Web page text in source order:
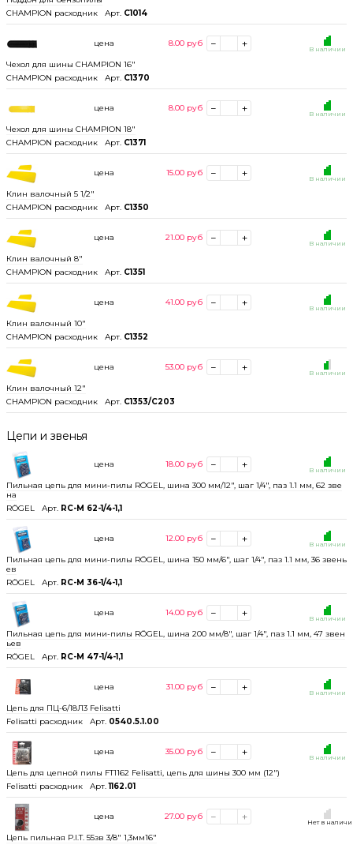
CHAMPION расходник
Арт. C1014
Чехол для шины CHAMPION 16"
CHAMPION расходник
Арт. C1370
В наличии
цена 8.00 руб
Чехол для шины CHAMPION 18"
CHAMPION расходник
Арт. C1371
В наличии
цена 8.00 руб
Клин валочный 5 1/2"
CHAMPION расходник
Арт. C1350
В наличии
цена 15.00 руб
Клин валочный 8"
CHAMPION расходник
Арт. C1351
В наличии
цена 21.00 руб
Клин валочный 10"
CHAMPION расходник
Арт. C1352
В наличии
цена 41.00 руб
Клин валочный 12"
CHAMPION расходник
Арт. C1353/C203
В наличии
цена 53.00 руб
Цепи и звенья
Пильная цепь для мини-пилы RÖGEL, шина 300 мм/12", шаг 1/4", паз 1.1 мм, 62 зве
на
RÖGEL
Арт. RC-M 62-1/4-1,1
В наличии
цена 18.00 руб
Пильная цепь для мини-пилы RÖGEL, шина 150 мм/6", шаг 1/4", паз 1.1 мм, 36 звень
ев
RÖGEL
Арт. RC-M 36-1/4-1,1
В наличии
цена 12.00 руб
Пильная цепь для мини-пилы RÖGEL, шина 200 мм/8", шаг 1/4", паз 1.1 мм, 47 звен
ьев
RÖGEL
Арт. RC-M 47-1/4-1,1
В наличии
цена 14.00 руб
Цепь для ПЦ-6/18Л3 Felisatti
Felisatti расходник
Арт. 0540.5.1.00
В наличии
цена 31.00 руб
Цепь для цепной пилы FT1162 Felisatti, цепь для шины 300 мм (12")
Felisatti расходник
Арт.1162.01
В наличии
цена 35.00 руб
Цепь пильная P.I.T. 55зв 3/8" 1,3мм16"
Нет в
цена 27.00 руб